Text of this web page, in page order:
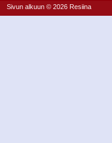
Sivun alkuun © 2026 Resiina